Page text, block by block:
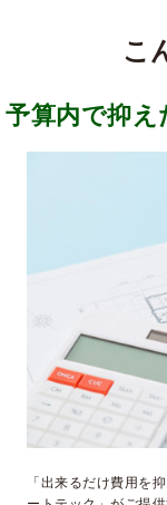
こ
予算内で抑え
「出来るだけ費用を